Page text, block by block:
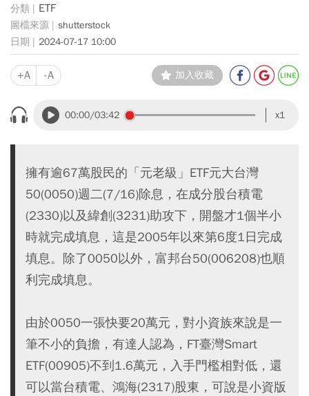
ETF
shutterstock
2024-07-17 10:00
+A -A 加入收藏
00:00/03:42 x1
擁有逾67萬股民的「元老級」ETF元大台灣
50(0050)週二(7/16)除息，在成分股台積電
(2330)以及緯創(3231)助攻下，開盤才1個半小
時就完成填息，這是2005年以來第6度1日完成
填息。除了0050以外，富邦台50(006208)也順
利完成填息。
由於0050一張快要20萬元，對小資族來說是一
筆不小的負擔，有達人認為，FT臺灣Smart
ETF(00905)不到1.6萬元，入手門檻相對低，還
可以當台積電、鴻海(2317)股東，可說是小資版